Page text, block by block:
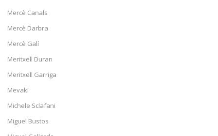
Mercè Canals
Mercè Darbra
Mercè Galí
Meritxell Duran
Meritxell Garriga
Mevaki
Michele Sclafani
Miguel Bustos